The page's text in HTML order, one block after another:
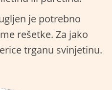
je potrebno
rešetke. Za jako
trganu svinjetinu.